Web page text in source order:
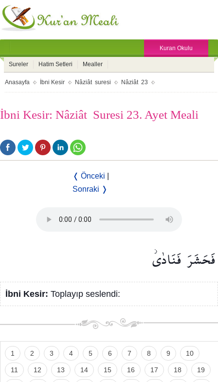
Kuran Okulu
Sureler Hatim Setleri Mealler
Anasayfa İbni Kesir Nâziât suresi Nâziât 23
İbni Kesir: Nâziât Suresi 23. Ayet Meali
❬ Önceki
Sonraki ❭
فَحَشَرَفَنَادٰىۘ
İbni Kesir: Toplayıp seslendi:
1 2 3 4 5 6 7 8 9 10
11 12 13 14 15 16 17 18 19